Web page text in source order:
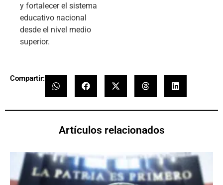
y fortalecer el sistema
educativo nacional
desde el nivel medio
superior.
Compartir:
Artículos relacionados